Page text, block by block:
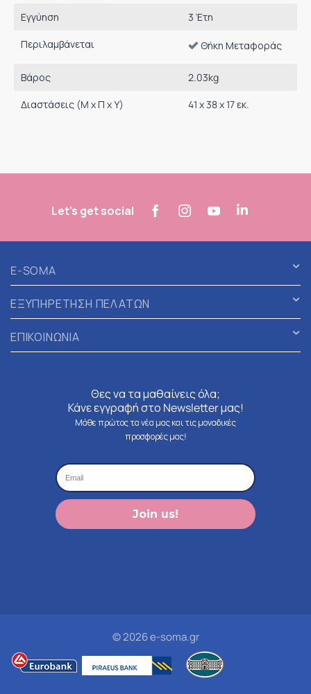
Εγγύηση 3 Έτη
Περιλαμβάνεται Θήκη Μεταφοράς
Βάρος 2.03kg
Διαστάσεις (M x Π x Υ) 41 x 38 x 17 εκ.
Let's get social
E-SOMA
ΕΞΥΠΗΡΕΤΗΣΗ ΠΕΛΑΤΩΝ
ΕΠΙΚΟΙΝΩΝΙΑ
Θες να τα μαθαίνεις όλα;
Κάνε εγγραφή στο Newsletter μας!
Μάθε πρώτος τα νέα μας και τις μοναδικές
προσφορές μας!
Join us!
© 2026 e-soma.gr